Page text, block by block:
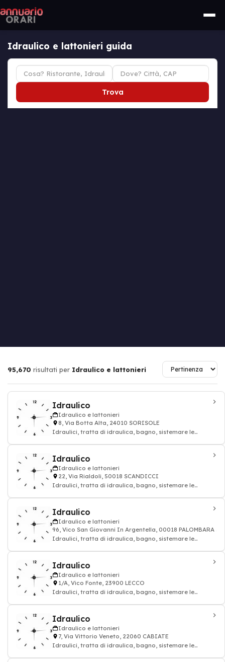
Idraulico e lattonieri guida
Trova
95,670 risultati per Idraulico e lattonieri
Idraulico
Idraulico e lattonieri
8, Via Botta Alta, 24010 SORISOLE
Idraulici, tratta di idraulica, bagno, sistemare le
Idraulico
Idraulico e lattonieri
22, Via Rialdoli, 50018 SCANDICCI
Idraulici, tratta di idraulica, bagno, sistemare le
Idraulico
Idraulico e lattonieri
96, Vico San Giovanni In Argentella, 00018 PALOMBARA
Idraulici, tratta di idraulica, bagno, sistemare le
Idraulico
Idraulico e lattonieri
1/A, Vico Fonte, 23900 LECCO
Idraulici, tratta di idraulica, bagno, sistemare le
Idraulico
Idraulico e lattonieri
7, Via Vittorio Veneto, 22060 CABIATE
Idraulici, tratta di idraulica, bagno, sistemare le